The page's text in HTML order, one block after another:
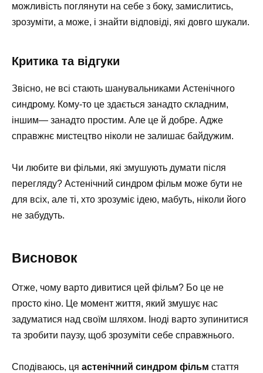
можливість поглянути на себе з боку, замислитись,
зрозуміти, а може, і знайти відповіді, які довго шукали.
Критика та відгуки
Звісно, не всі стають шанувальниками Астенічного
синдрому. Кому-то це здається занадто складним,
іншим— занадто простим. Але це й добре. Адже
справжнє мистецтво ніколи не залишає байдужим.
Чи любите ви фільми, які змушують думати після
перегляду? Астенічний синдром фільм може бути не
для всіх, але ті, хто зрозуміє ідею, мабуть, ніколи його
не забудуть.
Висновок
Отже, чому варто дивитися цей фільм? Бо це не
просто кіно. Це момент життя, який змушує нас
задуматися над своїм шляхом. Іноді варто зупинитися
та зробити паузу, щоб зрозуміти себе справжнього.
Сподіваюсь, ця астенічний синдром фільм стаття